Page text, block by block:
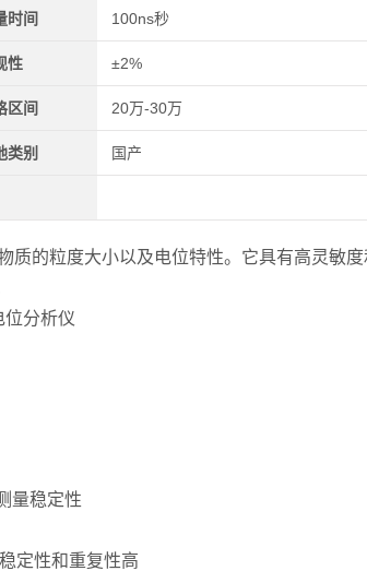
时间 100ns秒
性 ±2%
区间 20万-30万
类别 国产
质的粒度大小以及电位特性。它具有高灵敏
量稳定性
定性和重复性高